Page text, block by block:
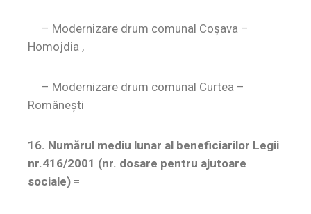
– Modernizare drum comunal Coșava –
Homojdia ,
– Modernizare drum comunal Curtea –
Românești
16. Numărul mediu lunar al beneficiarilor Legii
nr.416/2001 (nr. dosare pentru ajutoare
sociale) =